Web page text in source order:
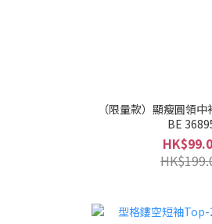
（限量款）顯瘦圓領
BE